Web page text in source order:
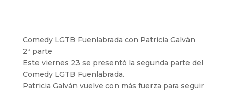
Comedy LGTB Fuenlabrada con Patricia Galván
2ª parte
Este viernes 23 se presentó la segunda parte del
Comedy LGTB Fuenlabrada.
Patricia Galván vuelve con más fuerza para seguir